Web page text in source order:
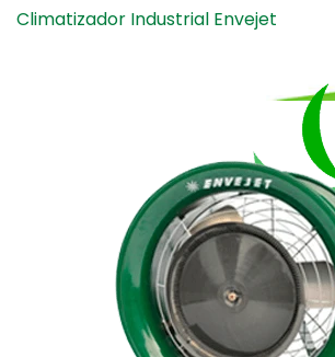
Climatizador Industrial Envejet